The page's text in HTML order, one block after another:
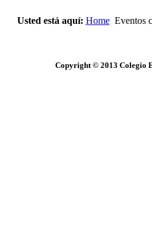
Usted está aquí: Home Eventos
Copyright © 2013 Colegio